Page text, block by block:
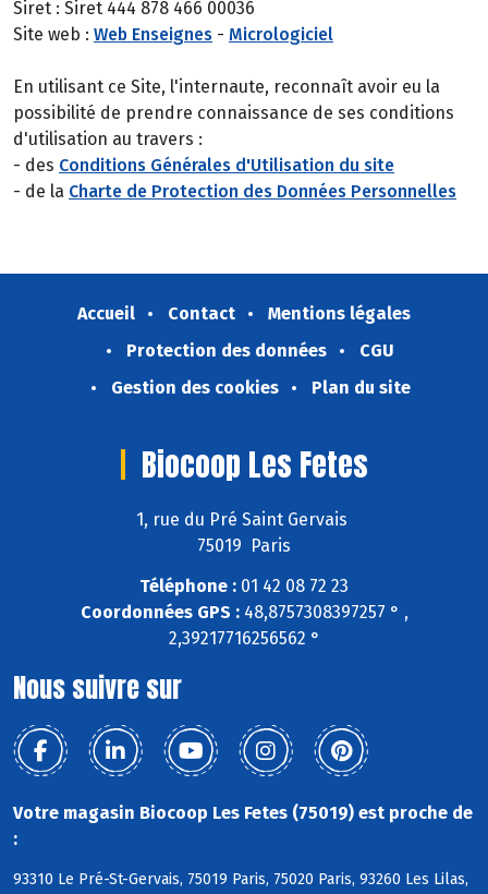
Siret : Siret 444 878 466 00036
Site web : Web Enseignes - Micrologiciel
En utilisant ce Site, l'internaute, reconnaît avoir eu la
possibilité de prendre connaissance de ses conditions
d'utilisation au travers :
- des Conditions Générales d'Utilisation du site
- de la Charte de Protection des Données Personnelles
Accueil Contact
Mentions légales
Protection des données
CGU
Gestion des cookies
Plan du site
Biocoop Les Fetes
1, rue du Pré Saint Gervais
75019 Paris
Téléphone : 01 42 08 72 23
Coordonnées GPS :48,8757308397257 ° ,
2,39217716256562 °
Nous suivre sur
Votre magasin Biocoop Les Fetes (75019) est proche de
:
93310 Le Pré-St-Gervais, 75019 Paris, 75020 Paris, 93260 Les Lilas,